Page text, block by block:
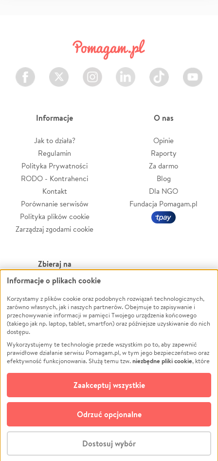
Stwórz zbiórkę - za darmo
Facebook Twitter Instagram LinkedIn TikTok Youtube
Informacje
Jak to działa?
Regulamin
Polityka Prywatności
RODO - Kontrahenci
Kontakt
Porównanie serwisów
Polityka plików cookie
Zarządzaj zgodami cookie
O nas
Opinie
Raporty
Za darmo
Blog
Dla NGO
Fundacja Pomagam.pl
Zbieraj na
Leczenie
Zwierzęta
Pożar
Ukraina
Pomoc Finansowa
Projekty
Pogrzeb
Społeczność lokalna
Kultura
Powódź
Wichura
NGO
Edukacja
Podróż
Impreza
Ochrona środowiska
Biznes
© CROWDING SP. Z O.O.
Informacje o plikach cookie
Korzystamy z plików cookie oraz podobnych rozwiązań technologicznych,
zarówno własnych, jak i naszych partnerów. Obejmuje to zapisywanie i
przechowywanie informacji w pamięci Twojego urządzenia końcowego
(takiego jak np. laptop, tablet, smartfon) oraz późniejsze uzyskiwanie do nich
dostępu.
Wykorzystujemy te technologie przede wszystkim po to, aby zapewnić
prawidłowe działanie serwisu Pomagam.pl, w tym jego bezpieczeństwo oraz
efektywność funkcjonowania. Służą temu tzw.niezbędne pliki cookie, które
opcjonalnych plików cookie
technologii do celów analitycznych i retargetingowych. Możesz wyrazić
zgodę na ich stosowanie lub jej odmówić. W dowolnym momencie masz
możliwość zmiany swoich preferencji na stronie „Zarządzaj zgodami cookie”,
do której link znajdziesz w stopce serwisu Pomagam.pl. Opcjonalne pliki
cookie wykorzystywane są w następujących celach:
działanie serwisu Pomagam.pl. Dzięki nim możemy zrozumieć, jak
użytkownicy korzystają z naszego serwisu – skąd trafiają do serwisu, jak
Dostosuj wybór
Odrzuć opcjonalne
Zaakceptuj wszystkie